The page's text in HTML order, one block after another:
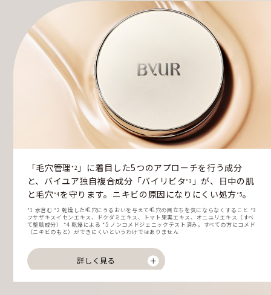
「毛穴管理*2 」に着目した5つのアプローチを行う成分
と、バイユア独自複合成分「バイリビタ*3 」が、日中の肌
と毛穴*4を守ります。ニキビの原因になりにくい処方*5。
*1 水含む *2 乾燥した毛穴にうるおいを与えて毛穴の目立ちを気にならなくすること *3
フサザキスイセンエキス、ドクダミエキス、トマト果実エキス、オニユリエキス（すべ
て整肌成分） *4 乾燥による *5 ノンコメドジェニックテスト済み。すべての方にコメド
（ニキビのもと）ができにくいというわけではありません
詳しく見る